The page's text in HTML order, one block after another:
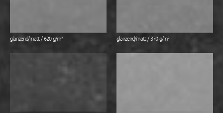
glänzend/matt / 620 g/m² glänzend/matt / 370 g/m²